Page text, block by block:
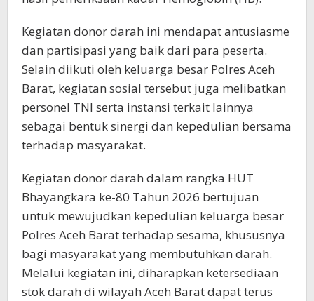
Kegiatan donor darah ini mendapat antusiasme
dan partisipasi yang baik dari para peserta.
Selain diikuti oleh keluarga besar Polres Aceh
Barat, kegiatan sosial tersebut juga melibatkan
personel TNI serta instansi terkait lainnya
sebagai bentuk sinergi dan kepedulian bersama
terhadap masyarakat.
Kegiatan donor darah dalam rangka HUT
Bhayangkara ke-80 Tahun 2026 bertujuan
untuk mewujudkan kepedulian keluarga besar
Polres Aceh Barat terhadap sesama, khususnya
bagi masyarakat yang membutuhkan darah.
Melalui kegiatan ini, diharapkan ketersediaan
stok darah di wilayah Aceh Barat dapat terus